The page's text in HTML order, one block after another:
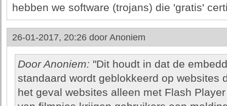
hebben we software (trojans) die 'gratis'
26-01-2017, 20:26 door Anoniem
Door Anoniem: "Dit houdt in dat de
standaard wordt geblokkeerd op websites
het geval websites alleen met Flash